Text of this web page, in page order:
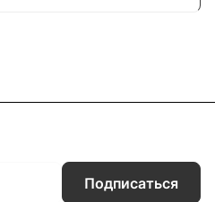
Подписаться